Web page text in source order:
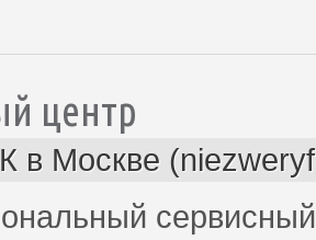
центр
в Москве